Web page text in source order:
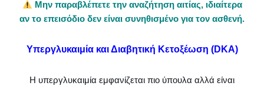
Μην παραβλέπετε την αναζήτηση αιτίας, ιδιαίτερα
αν το επεισόδιο δεν είναι συνηθισμένο για τον ασθενή.
Υπεργλυκαιμία και Διαβητική Κετοξέωση (DKA)
Η υπεργλυκαιμία εμφανίζεται πιο ύπουλα αλλά είναι